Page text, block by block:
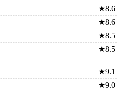
★8.6
★8.6
★8.5
★8.5
★9.1
★9.0